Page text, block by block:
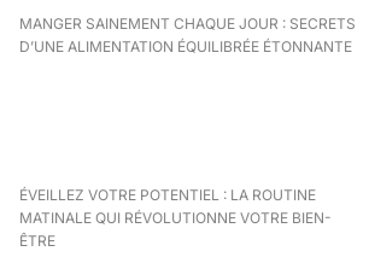
MANGER SAINEMENT CHAQUE JOUR : SECRETS
D’UNE ALIMENTATION ÉQUILIBRÉE ÉTONNANTE
ÉVEILLEZ VOTRE POTENTIEL : LA ROUTINE
MATINALE QUI RÉVOLUTIONNE VOTRE BIEN-
ÊTRE